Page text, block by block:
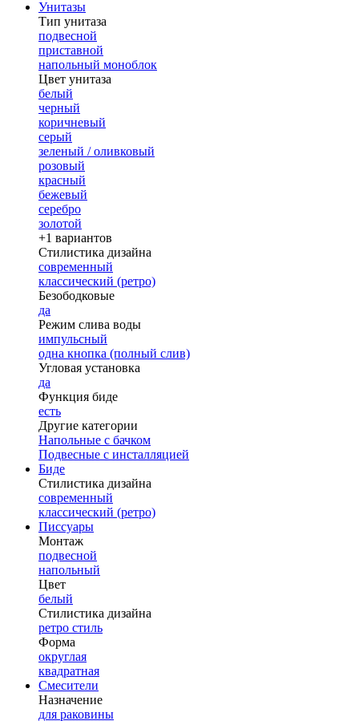
Унитазы
Тип унитаза
подвесной
приставной
напольный моноблок
Цвет унитаза
белый
черный
коричневый
серый
зеленый / оливковый
розовый
красный
бежевый
серебро
золотой
+1 вариантов
Стилистика дизайна
современный
классический (ретро)
Безободковые
да
Режим слива воды
импульсный
одна кнопка (полный слив)
Угловая установка
да
Функция биде
есть
Другие категории
Напольные с бачком
Подвесные с инсталляцией
Биде
Стилистика дизайна
современный
классический (ретро)
Писсуары
Монтаж
подвесной
напольный
Цвет
белый
Стилистика дизайна
ретро стиль
Форма
округлая
квадратная
Смесители
Назначение
для раковины